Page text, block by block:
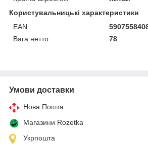
Користувальницькі характеристики
EAN
Вага нетто
78
Умови доставки
Нова Пошта
Магазини Rozetka
Укрпошта